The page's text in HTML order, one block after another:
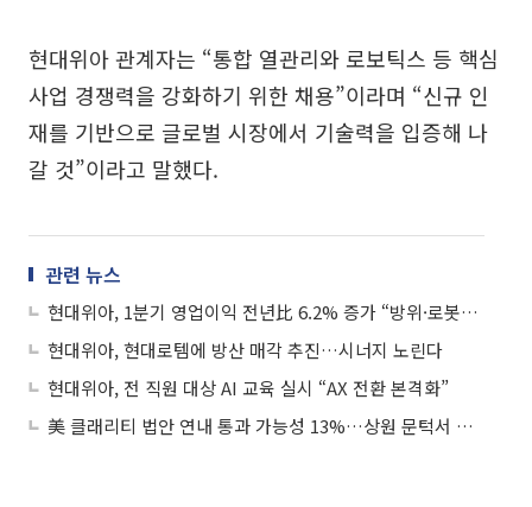
현대위아 관계자는 “통합 열관리와 로보틱스 등 핵심
사업 경쟁력을 강화하기 위한 채용”이라며 “신규 인
재를 기반으로 글로벌 시장에서 기술력을 입증해 나
갈 것”이라고 말했다.
관련 뉴스
현대위아, 1분기 영업이익 전년比 6.2% 증가 “방위·로봇사업 호조”
현대위아, 현대로템에 방산 매각 추진…시너지 노린다
현대위아, 전 직원 대상 AI 교육 실시 “AX 전환 본격화”
美 클래리티 법안 연내 통과 가능성 13%…상원 문턱서 제동